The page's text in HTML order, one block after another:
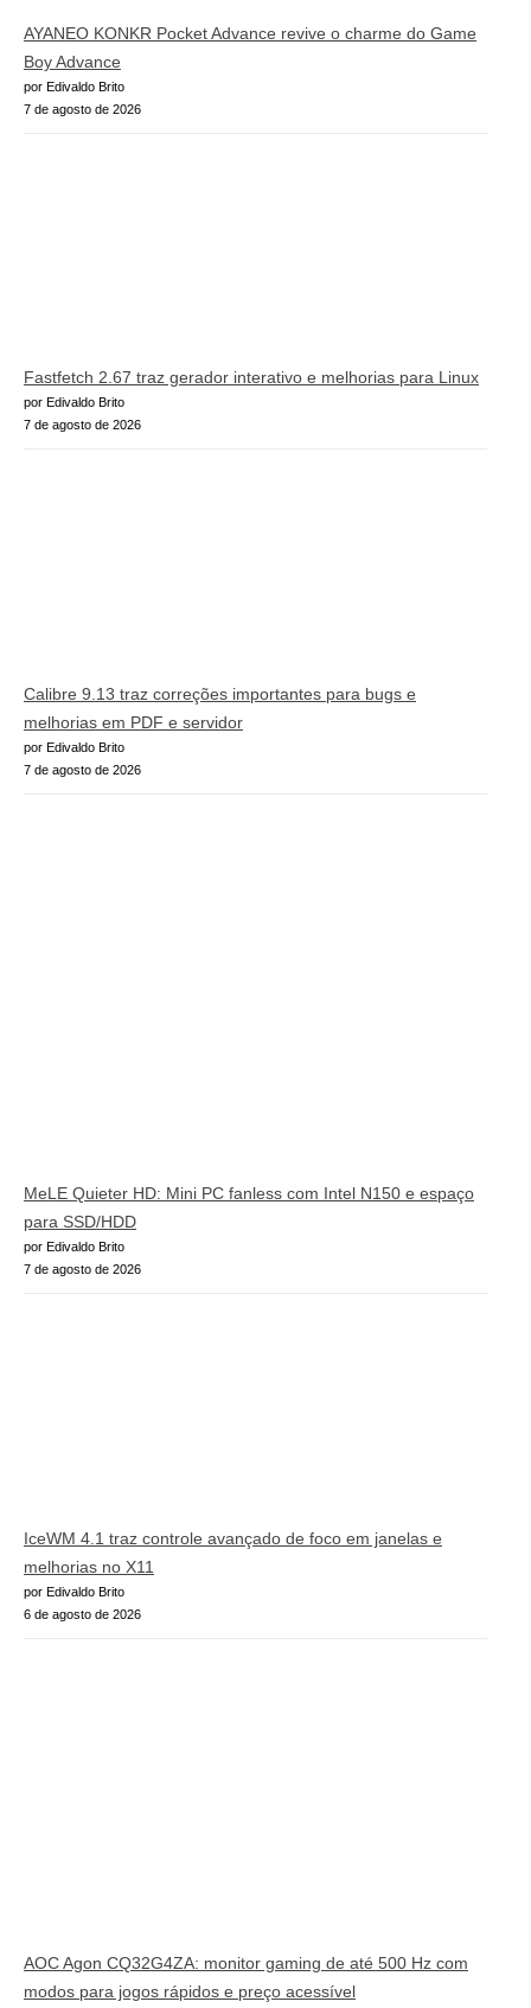
AYANEO KONKR Pocket Advance revive o charme do Game
Boy Advance
por Edivaldo Brito
7 de agosto de 2026
Fastfetch 2.67 traz gerador interativo e melhorias para Linux
por Edivaldo Brito
7 de agosto de 2026
Calibre 9.13 traz correções importantes para bugs e
melhorias em PDF e servidor
por Edivaldo Brito
7 de agosto de 2026
MeLE Quieter HD: Mini PC fanless com Intel N150 e espaço
para SSD/HDD
por Edivaldo Brito
7 de agosto de 2026
IceWM 4.1 traz controle avançado de foco em janelas e
melhorias no X11
por Edivaldo Brito
6 de agosto de 2026
AOC Agon CQ32G4ZA: monitor gaming de até 500 Hz com
modos para jogos rápidos e preço acessível